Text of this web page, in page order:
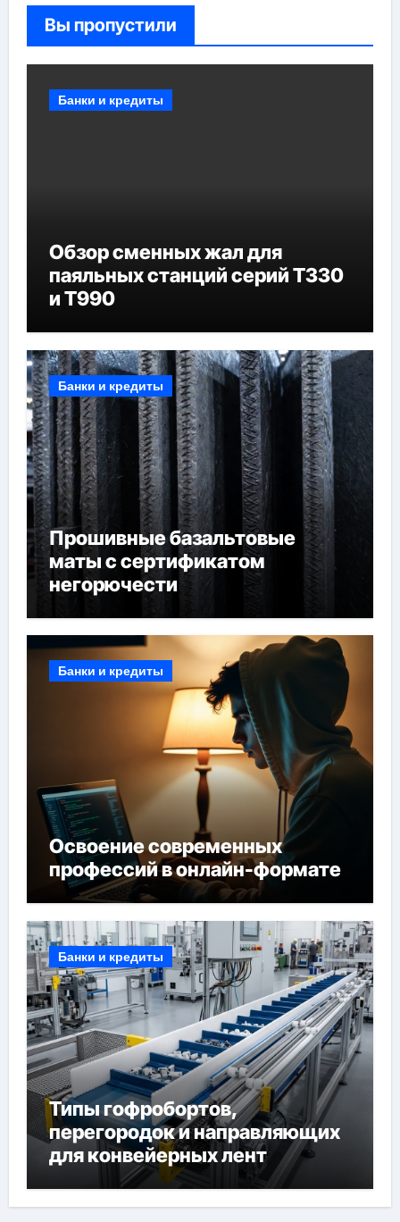
Вы пропустили
Банки и кредиты
Обзор сменных жал для
паяльных станций серий T330
и T990
Банки и кредиты
Прошивные базальтовые
маты с сертификатом
негорючести
Банки и кредиты
Освоение современных
профессий в онлайн-формате
Банки и кредиты
Типы гофробортов,
перегородок и направляющих
для конвейерных лент